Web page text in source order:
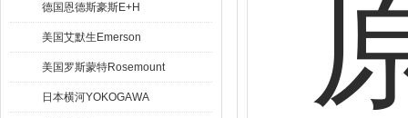
德国恩德斯豪斯E+H
美国艾默生Emerson
美国罗斯蒙特Rosemount
日本横河YOKOGAWA